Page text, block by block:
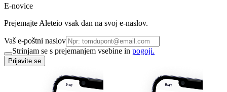
E-novice
Prejemajte Aleteio vsak dan na svoj e-naslov.
Vaš e-poštni naslov
Strinjam se s prejemanjem vsebine in pogoji.
Prijavite se